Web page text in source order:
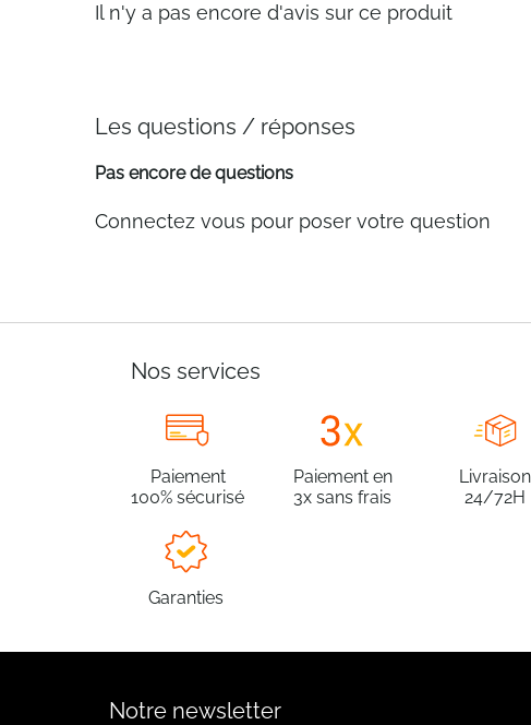
Il n'y a pas encore d'avis sur ce produit
Les questions / réponses
Pas encore de questions
Connectez vous pour poser votre question
Nos services
Paiement
100% sécurisé
Paiement en
3x sans frais
Livraison
24/72H
Garanties
Notre newsletter